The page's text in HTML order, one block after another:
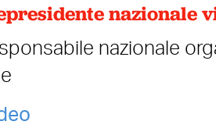
nazionale
nazionale